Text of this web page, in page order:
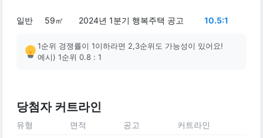
일반 59㎡ 2024년 1분기 행복주택 공고 10.5:1
1순위 경쟁률이 1이하라면 2,3순위도 가능성이 있어요!
예시) 1순위 0.8 : 1
당첨자 커트라인
유형 면적 공고 커트라인